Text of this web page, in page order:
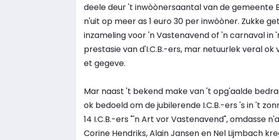
deele deur 't inwòònersaantal van de gemeente
n'uit op meer as 1 euro 30 per inwòòner. Zukke
inzameling voor 'n Vastenavend of 'n carnaval in
prestasie van d'I.C.B.-ers, mar netuurlek veral ok
et gegeve.
Mar naast 't bekend make van 't opg'aalde
ok bedoeld om de jubilerende I.C.B.-ers 's in 't
14 I.C.B.-ers "'n Art vor Vastenavend", omdasse
Corine Hendriks, Alain Jansen en Nel Lijmbach